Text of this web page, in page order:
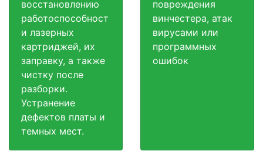
восстановлению
работоспособност
и лазерных
картриджей, их
заправку, а также
чистку после
разборки.
Устранение
дефектов платы и
темных мест.
повреждения
винчестера, атак
вирусами или
программных
ошибок